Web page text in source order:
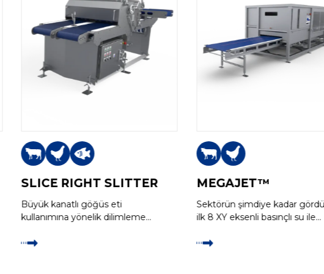
SLICE RIGHT SLITTER
Büyük kanatlı göğüs eti
kullanımına yönelik dilimleme
MEGAJET™
Sektörün şimdiye kadar
ilk 8 XY eksenli basınçlı su ile